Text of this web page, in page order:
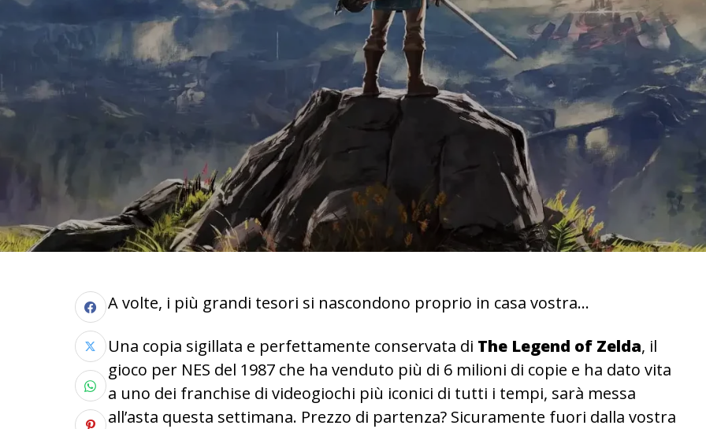
A volte, i più grandi tesori si nascondono proprio in casa vostra…
Una copia sigillata e perfettamente conservata di The Legend of Zelda, il
gioco per NES del 1987 che ha venduto più di 6 milioni di copie e ha dato vita
a uno dei franchise di videogiochi più iconici di tutti i tempi, sarà messa
all’asta questa settimana. Prezzo di partenza? Sicuramente fuori dalla vostra